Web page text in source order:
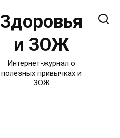
Здоровья
и ЗОЖ
Интернет-журнал о
полезных привычках и
ЗОЖ